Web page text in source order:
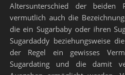
Altersunterschied der beiden
vermutlich auch die
die ein Sugarbaby oder ihren
Sugardaddy beziehungsweise
der Regel ein gewisses
Sugardating und die damit